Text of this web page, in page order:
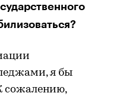
я бы
сожалению,